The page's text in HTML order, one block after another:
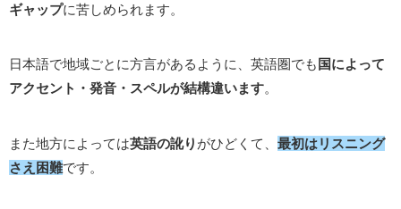
ギャップに苦しめられます。
日本語で地域ごとに方言があるように、英語圏でも 国によって
アクセント・発音・スペルが結構違います。
また地方によっては英語の訛り がひどくて、 最初はリスニング
さえ困難です。